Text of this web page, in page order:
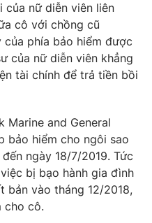
nữ diễn viên liên
cô với chồng cũ
phía bảo hiểm được
của nữ diễn viên khẳng
tài chính để trả tiền bồi
and General
bảo hiểm cho ngôi sao
ngày 18/7/2019. Tức
bị bạo hành gia đình
bản vào tháng 12/2018,
cho cô.